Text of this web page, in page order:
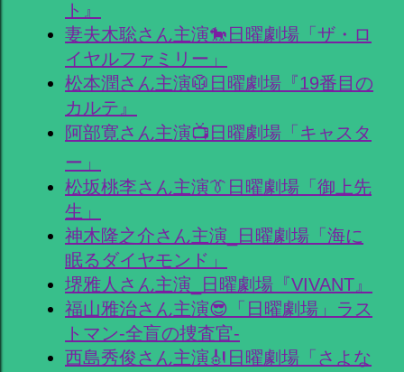
ト』
妻夫木聡さん主演🐎日曜劇場「ザ・ロ
イヤルファミリー」
松本潤さん主演🥼日曜劇場『19番目の
カルテ』
阿部寛さん主演📺日曜劇場「キャスタ
ー」
松坂桃李さん主演👔日曜劇場「御上先
生」
神木隆之介さん主演_日曜劇場「海に
眠るダイヤモンド」
堺雅人さん主演_日曜劇場『VIVANT』
福山雅治さん主演😎「日曜劇場」ラス
トマン-全盲の捜査官-
西島秀俊さん主演🎻日曜劇場「さよな